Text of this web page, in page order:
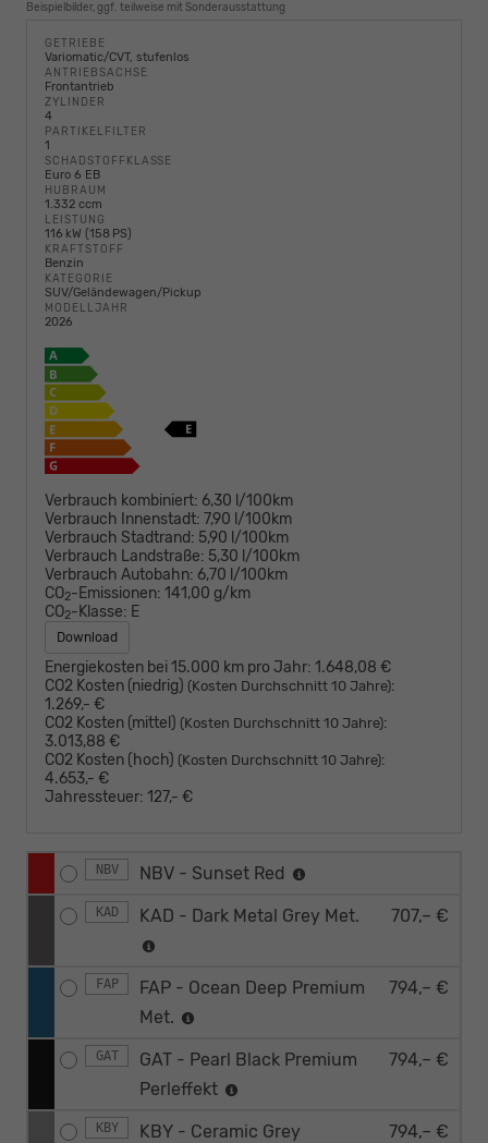
Beispielbilder, ggf. teilweise mit Sonderausstattung
GETRIEBE
Variomatic/CVT, stufenlos
ANTRIEBSACHSE
Frontantrieb
ZYLINDER
4
PARTIKELFILTER
1
SCHADSTOFFKLASSE
Euro 6 EB
HUBRAUM
1.332 ccm
LEISTUNG
116 kW (158 PS)
KRAFTSTOFF
Benzin
KATEGORIE
SUV/Geländewagen/Pickup
MODELLJAHR
2026
Verbrauch kombiniert: 6,30 l/100km
Verbrauch Innenstadt: 7,90 l/100km
Verbrauch Stadtrand: 5,90 l/100km
Verbrauch Landstraße: 5,30 l/100km
Verbrauch Autobahn: 6,70 l/100km
CO2-Emissionen: 141,00 g/km
CO2-Klasse: E
Download
Energiekosten bei 15.000 km pro Jahr: 1.648,08 €
CO2 Kosten (niedrig) (Kosten Durchschnitt 10 Jahre):
1.269,- €
CO2 Kosten (mittel) (Kosten Durchschnitt 10 Jahre):
3.013,88 €
CO2 Kosten (hoch) (Kosten Durchschnitt 10 Jahre):
4.653,- €
Jahressteuer: 127,- €
NBV NBV - Sunset Red
KAD KAD - Dark Metal Grey Met. 707,– €
FAP
FAP - Ocean Deep Premium
Met.
794,– €
GAT
GAT - Pearl Black Premium
Perleffekt
794,– €
KBY
KBY - Ceramic Grey
794,– €